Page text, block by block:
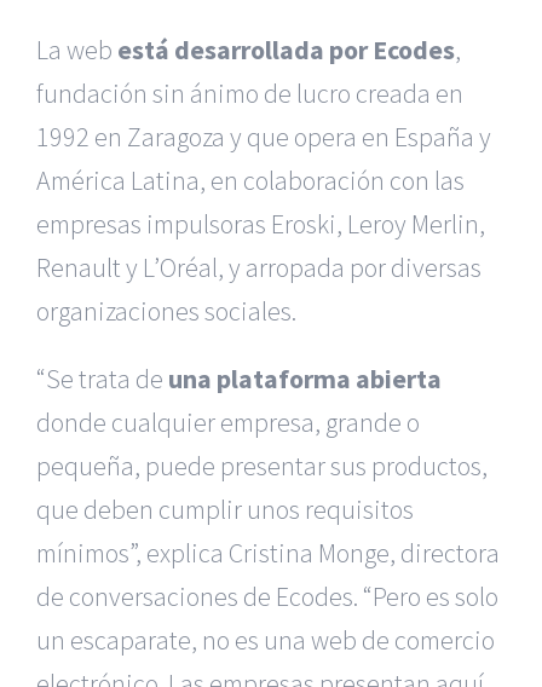
La web está desarrollada por Ecodes,
fundación sin ánimo de lucro creada en
1992 en Zaragoza y que opera en España y
América Latina, en colaboración con las
empresas impulsoras Eroski, Leroy Merlin,
Renault y L’Oréal, y arropada por diversas
organizaciones sociales.
“Se trata de una plataforma abierta
donde cualquier empresa, grande o
pequeña, puede presentar sus productos,
que deben cumplir unos requisitos
mínimos”, explica Cristina Monge, directora
de conversaciones de Ecodes. “Pero es solo
un escaparate, no es una web de comercio